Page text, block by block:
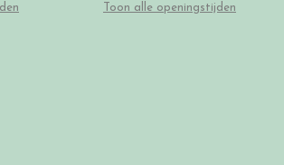
Toon alle openingstijden